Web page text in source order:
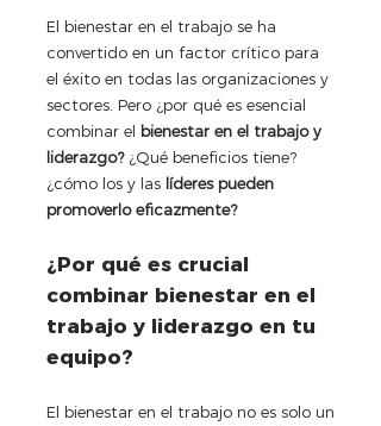
El bienestar en el trabajo se ha
convertido en un factor crítico para
el éxito en todas las organizaciones y
sectores. Pero ¿por qué es esencial
combinar el bienestar en el trabajo y
liderazgo? ¿Qué beneficios tiene?
¿cómo los y las líderes pueden
promoverlo eficazmente?
¿Por qué es crucial
combinar bienestar en el
trabajo y liderazgo en tu
equipo?
El bienestar en el trabajo no es solo un